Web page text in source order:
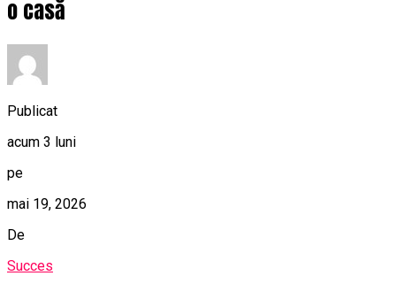
o casă
Publicat
acum 3 luni
pe
mai 19, 2026
De
Succes